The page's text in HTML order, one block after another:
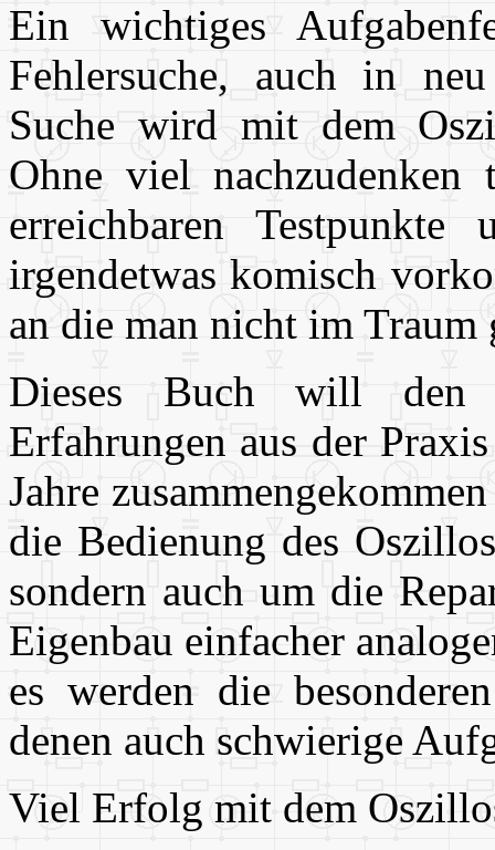
Ein wichtiges
Fehlersuche, auch in
Suche wird mit dem
Ohne viel
erreichbaren
irgendetwas komisch
an die man nicht im Traum
Dieses Buch will den
Erfahrungen aus der
Jahre
die Bedienung des
sondern auch um die
Eigenbau einfacher
es werden die
denen auch schwierige
Viel Erfolg mit dem